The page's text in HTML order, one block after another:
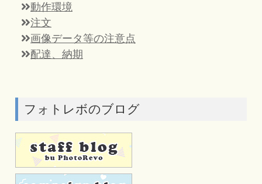
動作環境
注文
画像データ等の注意点
配達、納期
フォトレボのブログ